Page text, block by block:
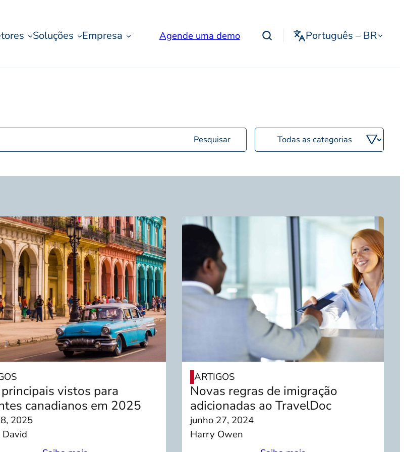
Soluções Empresa Agende uma demo Português – BR
Filtrar
por
vistos para
canadianos em 2025
2025
ARTIGOS
Novas regras de imigração
adicionadas ao TravelDoc
junho 27, 2024
Harry Owen